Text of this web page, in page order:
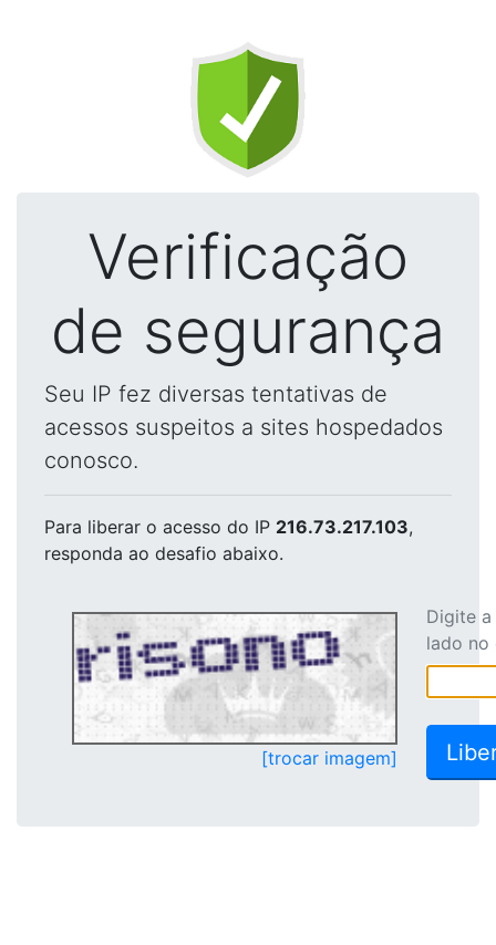
Verificação
de segurança
Seu IP fez diversas tentativas de
acessos suspeitos a sites hospedados
conosco.
Para liberar o acesso do IP 216.73.217.103,
responda ao desafio abaixo.
[trocar imagem]
Digite
lado no